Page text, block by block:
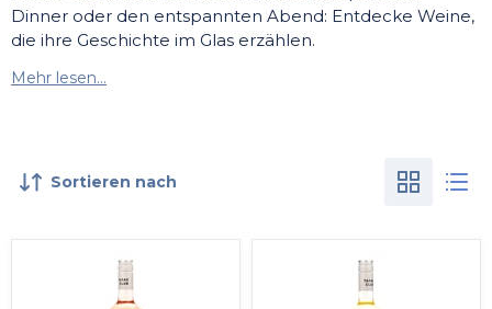
Dinner oder den entspannten Abend: Entdecke Weine,
die ihre Geschichte im Glas erzählen.
Mehr lesen...
Sortieren nach